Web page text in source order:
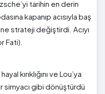
tarihin en derin
kapanıp acısıyla baş
strateji değiştirdi. Acıyı
Fati).
kırıklığını ve Lou’ya
simyacı gibi dönüştürdü